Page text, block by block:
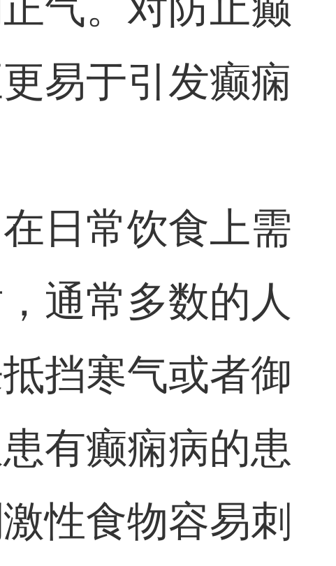
易于引发癫痫
日常饮食上需
通常多数的人
挡寒气或者御
有癫痫病的患
性食物容易刺